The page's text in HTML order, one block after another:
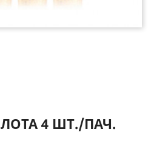
4 ШТ./ПАЧ.